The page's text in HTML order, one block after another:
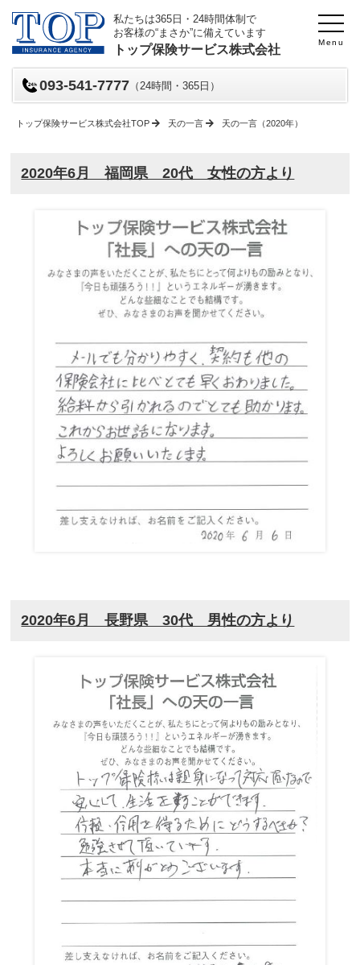
Menu
私たちは365日・24時間体制で
お客様の“まさか”に備えています
トップ保険サービス株式会社
093-541-7777 （24時間・365日）
トップ保険サービス株式会社TOP 天の一言 天の一言（2020年）
2020年6月 福岡県 20代 女性の方より
2020年6月 長野県 30代 男性の方より